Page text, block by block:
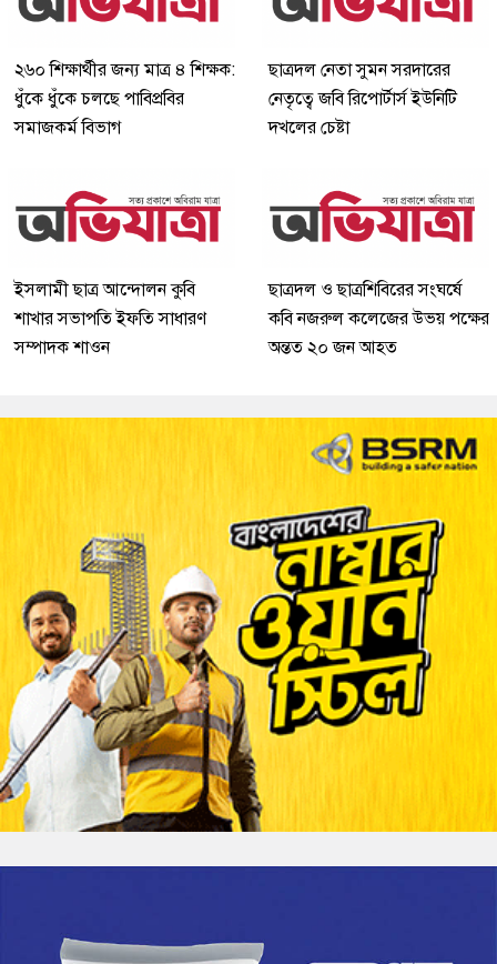
২৬০ শিক্ষার্থীর জন্য মাত্র ৪ শিক্ষক:
ধুঁকে ধুঁকে চলছে পাবিপ্রবির
সমাজকর্ম বিভাগ
ছাত্রদল নেতা সুমন সরদারের
নেতৃত্বে জবি রিপোর্টার্স ইউনিটি
দখলের চেষ্টা
ইসলামী ছাত্র আন্দোলন কুবি
শাখার সভাপতি ইফতি সাধারণ
সম্পাদক শাওন
ছাত্রদল ও ছাত্রশিবিরের সংঘর্ষে
কবি নজরুল কলেজের উভয় পক্ষের
অন্তত ২০ জন আহত